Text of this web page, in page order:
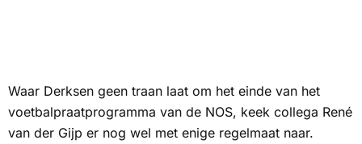
Waar Derksen geen traan laat om het einde van het
voetbalpraatprogramma van de NOS, keek collega René
van der Gijp er nog wel met enige regelmaat naar.